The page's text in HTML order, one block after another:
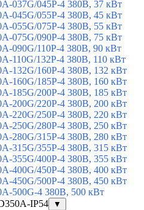
037G/045P-4 380В, 37 кВт
045G/055P-4 380В, 45 кВт
055G/075P-4 380В, 55 кВт
075G/090P-4 380В, 75 кВт
090G/110P-4 380В, 90 кВт
110G/132P-4 380В, 110 кВт
132G/160P-4 380В, 132 кВт
160G/185P-4 380В, 160 кВт
185G/200P-4 380В, 185 кВт
200G/220P-4 380В, 200 кВт
220G/250P-4 380В, 220 кВт
250G/280P-4 380В, 250 кВт
280G/315P-4 380В, 280 кВт
315G/355P-4 380В, 315 кВт
355G/400P-4 380В, 355 кВт
400G/450P-4 380В, 400 кВт
450G/500P-4 380В, 450 кВт
500G-4 380В, 500 кВт
IP54
▼